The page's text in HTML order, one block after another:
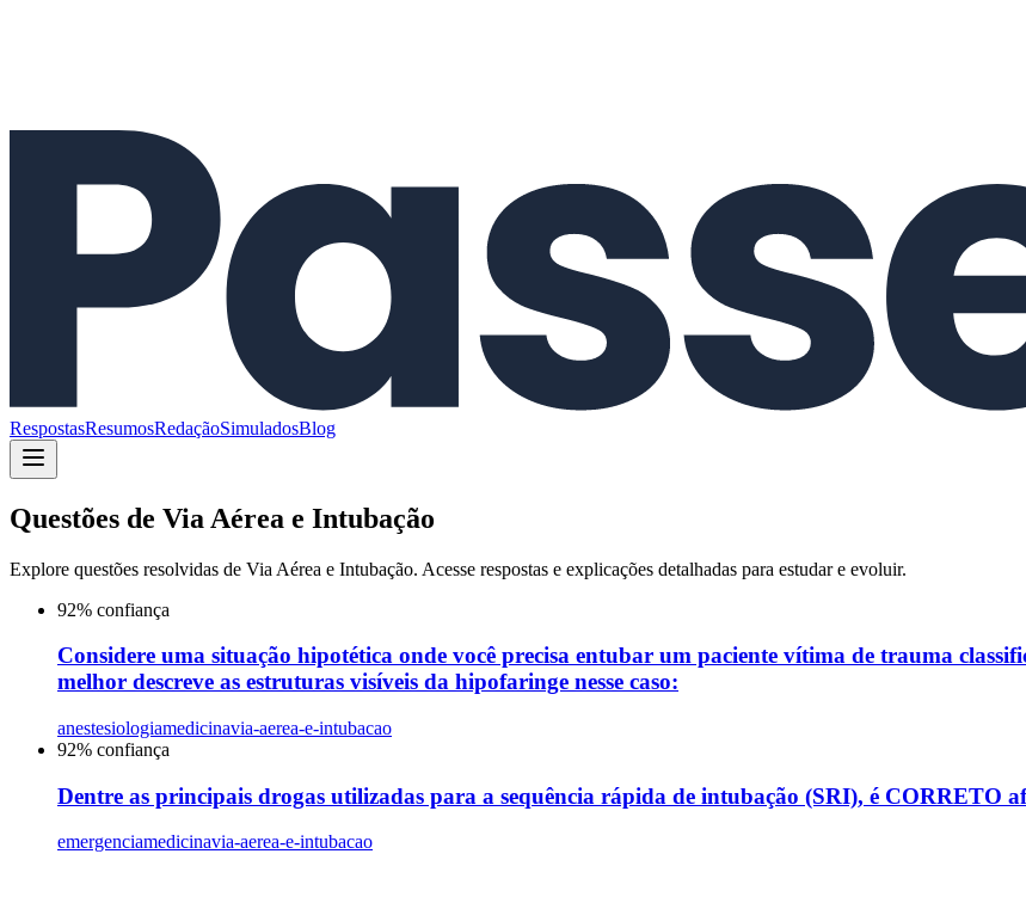
RespostasResumosRedaçãoSimuladosBlog
Questões de Via Aérea e Intubação
Explore questões resolvidas de Via Aérea e Intubação. Acesse respostas e explicações detalhadas para estudar e evoluir.
92% confiança
Considere uma situação hipotética onde você precisa entubar um paciente vítima de trauma
melhor descreve as estruturas visíveis da hipofaringe nesse caso:
anestesiologiamedicinavia-aerea-e-intubacao
92% confiança
Dentre as principais drogas utilizadas para a sequência rápida de intubação (SRI), é CORRETO
emergenciamedicinavia-aerea-e-intubacao